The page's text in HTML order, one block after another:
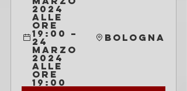
2024
alle
ore
19:00 –
24
marzo
2024
alle
ore
19:00
Bologna